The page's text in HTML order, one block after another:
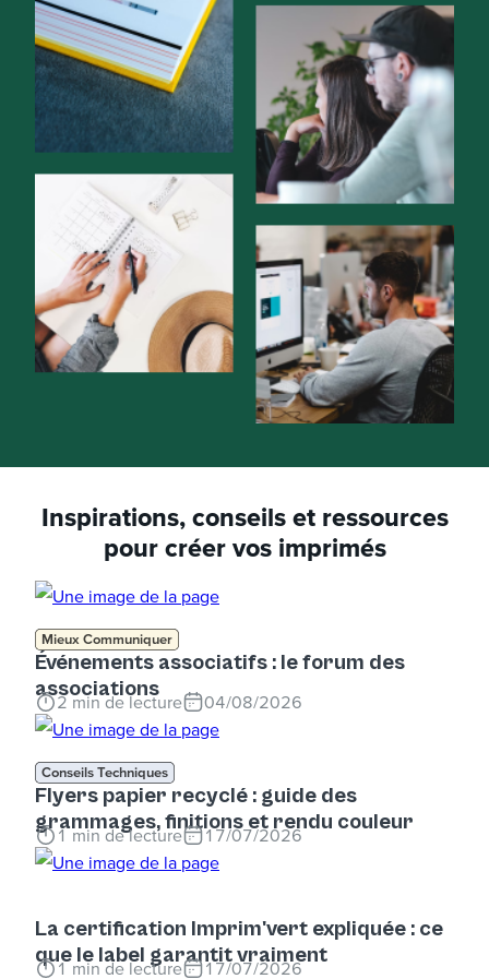
Inspirations, conseils et ressources
pour créer vos imprimés
Mieux Communiquer
Événements associatifs : le forum des
associations
2 min de lecture 04/08/2026
Conseils Techniques
Flyers papier recyclé : guide des
grammages, finitions et rendu couleur
1min de lecture 17/07/2026
La certification Imprim'vert expliquée : ce
que le label garantit vraiment
1min de lecture 17/07/2026